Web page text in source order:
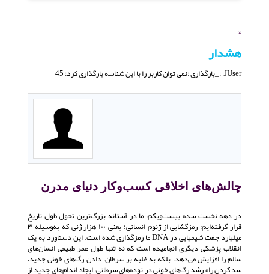
×
هشدار
JUser: :_بارگذاری :نمی توان کاربر را با این شناسه بارگذاری کرد: 45
چالش‌های اخلاقی کسب‌وکار دنیای مدرن
در دهه نخست سده بیست‌ویکم، ما در آستانه بزرگ‌ترین تحول طول تاریخ
قرار گرفته‌ایم: رمزگشایی از ژنوم انسانی؛ یعنی ۱۰۰ هزار ژنی که به‌وسیله ۳
میلیارد جفت شیمیایی در DNA ما رمزگذاری شده است. این دستاورد به یک
انقلاب پزشکی دیگری انجامیده است که نه تنها طول عمر طبیعی انسان‌های
سالم را افزایش می‌دهد، بلکه به غلبه بر سرطان، دادن رگ‌های خونی جدید،
سد کردن راه رشد رگ‌های خونی در توده‌های سرطانی، ایجاد اندام‌های جدید از